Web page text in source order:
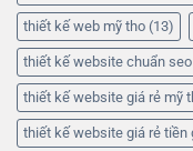
thiết kế web mỹ tho (13)
thiết kế website chuẩn seo
thiết kế website giá rẻ mỹ
thiết kế website giá rẻ tiền